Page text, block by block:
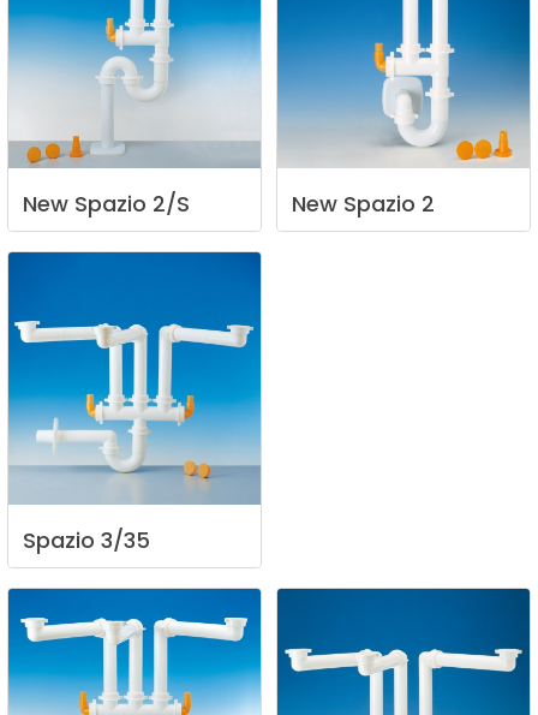
New Spazio 2/S New Spazio 2
Spazio 3/35